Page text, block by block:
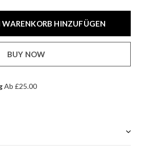
WARENKORB HINZUFÜGEN
BUY NOW
Ab £25.00